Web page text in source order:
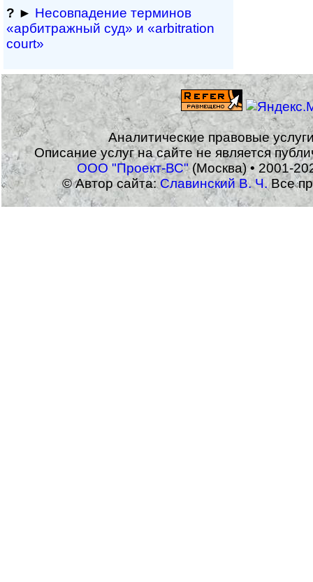
? ► Несовпадение терминов
«арбитражный суд» и «arbitration
court»
Аналитические правовые
Описание услуг на сайте не является
ООО "Проект-ВС"(Москва) • 2001-
© Автор сайта:Славинский В. Ч.Все